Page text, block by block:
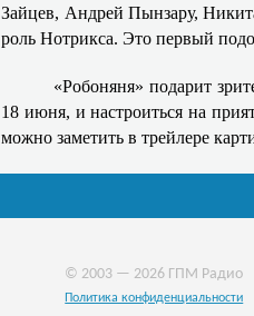
Зайцев, Андрей Пынзару,
роль Нотрикса. Это первый
«Робоняня» подарит
18 июня, и настроиться на
можно заметить в трейлере
© 2003 — 2026 ГПМ Радио
Политика конфиденциальности